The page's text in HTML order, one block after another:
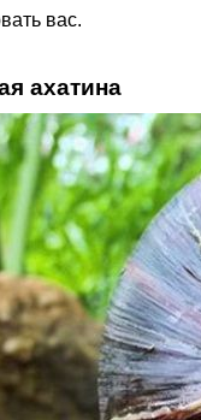
вас.
ахатина